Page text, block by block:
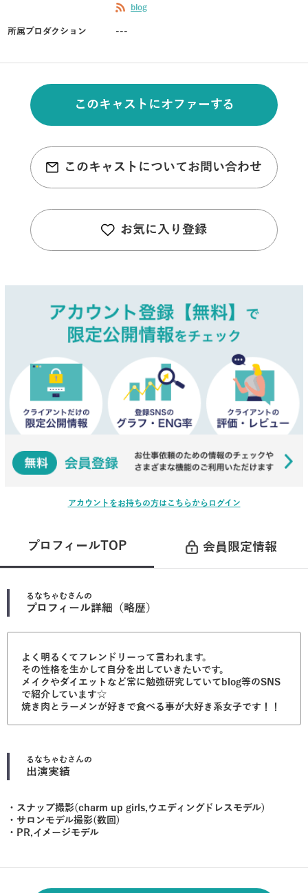
blog
所属プロダクション ---
このキャストにオファーする
このキャストについてお問い合わせ
お気に入り登録
アカウントをお持ちの方はこちらからログイン
プロフィールTOP 会員限定情報
るなちゃむさんの
プロフィール詳細（略歴）
よく明るくてフレンドリーって言われます。
その性格を生かして自分を出していきたいです。
メイクやダイエットなど常に勉強研究していてblog等のSNS
で紹介しています☆
焼き肉とラーメンが好きで食べる事が大好き系女子です！！
るなちゃむさんの
出演実績
・スナップ撮影(charm up girls,ウエディングドレスモデル)
・サロンモデル撮影(数回)
・PR,イメージモデル